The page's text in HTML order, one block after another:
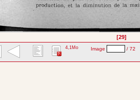
[29]
4,1Mo Image / 72